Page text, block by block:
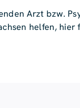
Arzt bzw.
helfen,